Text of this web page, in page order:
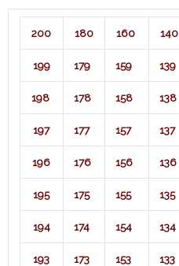
200 180 160 140
199 179 159 139
198 178 158 138
197 177 157 137
196 176 156 136
195 175 155 135
194 174 154 134
193 173 153 133